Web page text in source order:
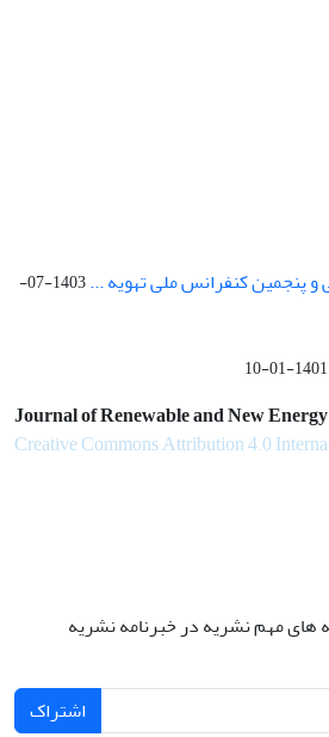
و پنجمین کنفرانس ملی تهویه ...
1403-07-
1401-01-10
Journal of Renewable and New Energy
Creative Commons Attribution 4.0
های مهم نشریه در خبرنامه نشریه
اشتراک